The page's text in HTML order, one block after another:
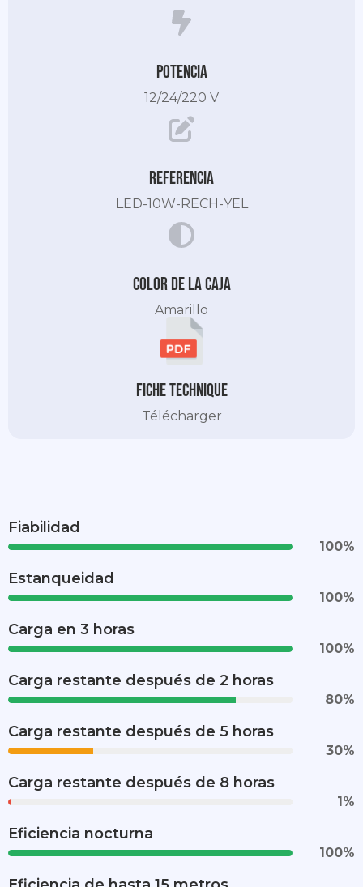
Potencia
12/24/220 V
Referencia
LED-10W-RECH-YEL
Color de la caja
Amarillo
Fiche technique
Télécharger
Fiabilidad
100%
Estanqueidad
100%
Carga en 3 horas
100%
Carga restante después de 2 horas
80%
Carga restante después de 5 horas
30%
Carga restante después de 8 horas
1%
Eficiencia nocturna
100%